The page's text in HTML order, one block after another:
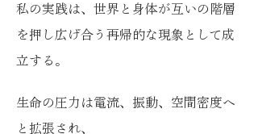
私の実践は、世界と身体が互いの階層
を押し広げ合う再帰的な現象として成
立する。
生命の圧力は電流、振動、空間密度へ
と拡張され、